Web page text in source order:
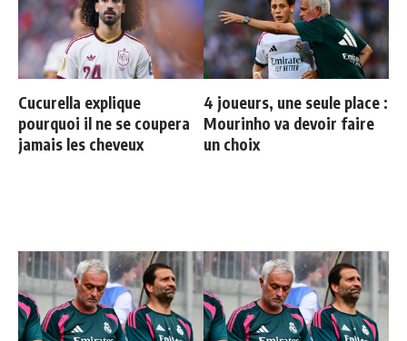
Cucurella explique
pourquoi il ne se coupera
jamais les cheveux
4 joueurs, une seule place :
Mourinho va devoir faire
un choix